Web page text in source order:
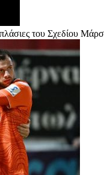
του Σχεδίου